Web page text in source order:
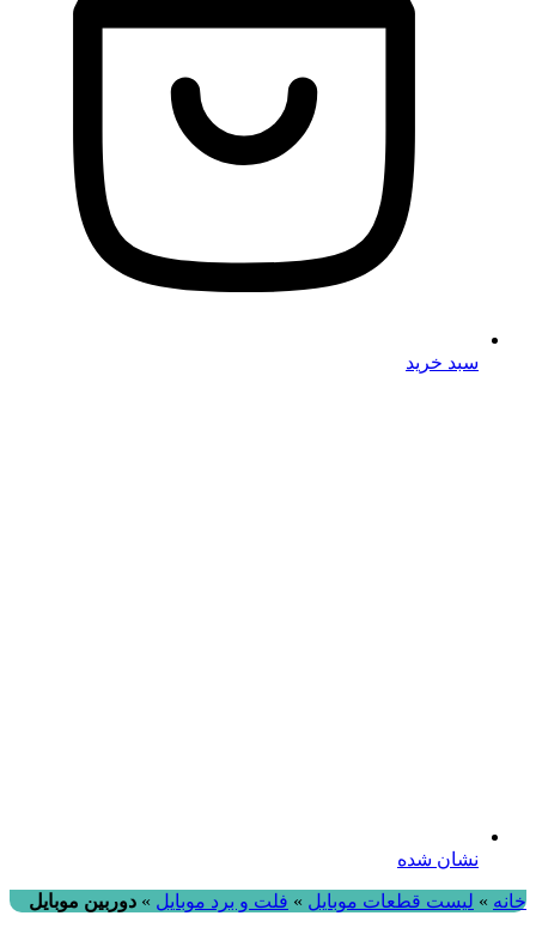
سبد خرید
نشان شده
»لیست قطعات موبایل»فلت و برد موبایل»دوربین موبایل